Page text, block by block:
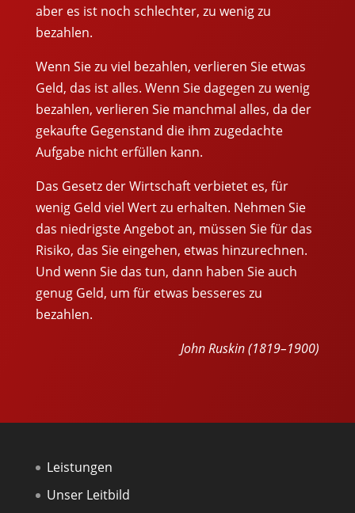
aber es ist noch schlechter, zu wenig zu
bezahlen.
Wenn Sie zu viel bezahlen, verlieren Sie etwas
Geld, das ist alles. Wenn Sie dagegen zu wenig
bezahlen, verlieren Sie manchmal alles, da der
gekaufte Gegenstand die ihm zugedachte
Aufgabe nicht erfüllen kann.
Das Gesetz der Wirtschaft verbietet es, für
wenig Geld viel Wert zu erhalten. Nehmen Sie
das niedrigste Angebot an, müssen Sie für das
Risiko, das Sie eingehen, etwas hinzurechnen.
Und wenn Sie das tun, dann haben Sie auch
genug Geld, um für etwas besseres zu
bezahlen.
John Ruskin (1819–1900)
Leistungen
Unser Leitbild